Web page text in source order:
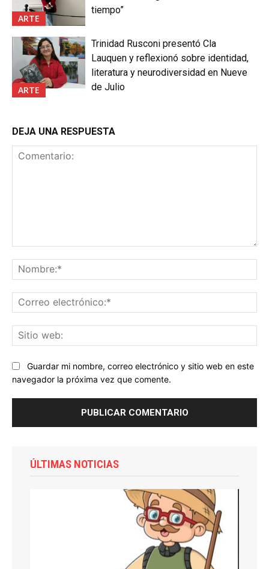
ARTE
tiempo”
ARTE
Trinidad Rusconi presentó Cla
Lauquen y reflexionó sobre identidad,
literatura y neurodiversidad en Nueve
de Julio
DEJA UNA RESPUESTA
Guardar mi nombre, correo electrónico y sitio web en este
navegador la próxima vez que comente.
ÚLTIMAS NOTICIAS